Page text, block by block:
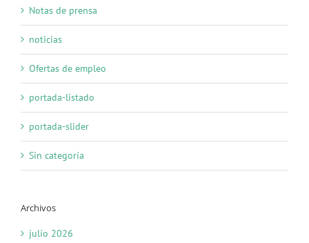
Notas de prensa
noticias
Ofertas de empleo
portada-listado
portada-slider
Sin categoría
Archivos
julio 2026